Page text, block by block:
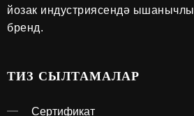
йозак индустриясендә ышанычлы
бренд.
ТИЗ СЫЛТАМАЛАР
Сертификат